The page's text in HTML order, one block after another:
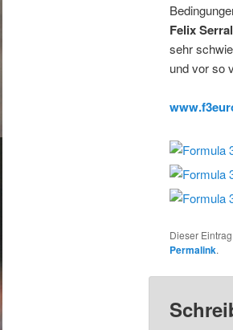
Felix
sehr
und vor so
Dieser
Permalink.